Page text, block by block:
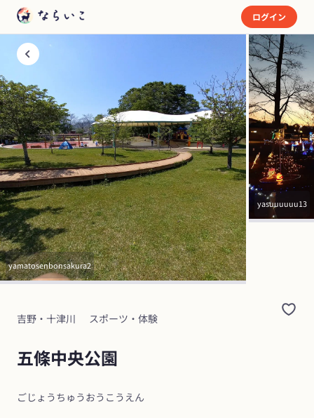
ログイン
yamatosenbonsakura2
yasuuuuuu13
吉野・十津川 スポーツ・体験
五條中央公園
ごじょうちゅうおうこうえん